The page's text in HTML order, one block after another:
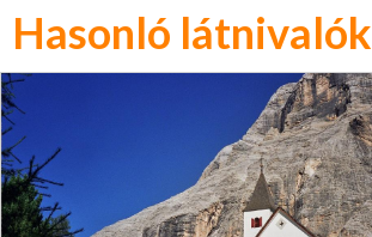
Hasonló látnivalók